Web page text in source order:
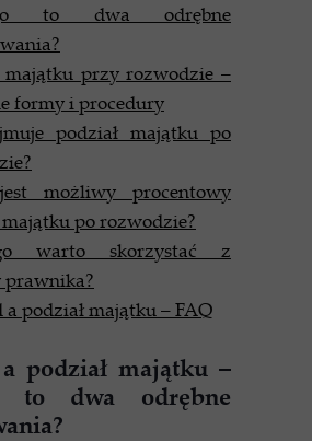
to dwa odrębne
majątku przy rozwodzie –
formy i procedury
podział majątku po
możliwy procentowy
po rozwodzie?
warto skorzystać z
prawnika?
a podział majątku – FAQ
podział majątku –
to dwa odrębne